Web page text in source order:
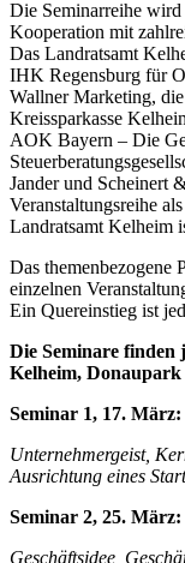
Die Seminarreihe
Kooperation mit
Das Landratsamt
IHK Regensburg für
Wallner Marketing,
Kreissparkasse
AOK Bayern – Die
Jander und Scheinert
Veranstaltungsreihe
Landratsamt Kelheim
Das themenbezogene
einzelnen
Ein Quereinstieg ist
Die Seminare finden
Kelheim, Donaupark
Seminar 1, 17.
Unternehmergeist,
Ausrichtung eines
Seminar 2, 25.
Geschäftsidee,